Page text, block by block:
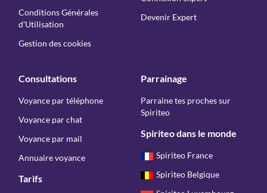
Conditions Générales
d'Utilisation
Gestion des cookies
Devenir Expert
Consultations
Voyance par téléphone
Voyance par chat
Voyance par mail
Annuaire voyance
Tarifs
Parrainage
Parraine tes proches sur
Spiriteo
Spiriteo dans le monde
Spiriteo France
Spiriteo Belgique